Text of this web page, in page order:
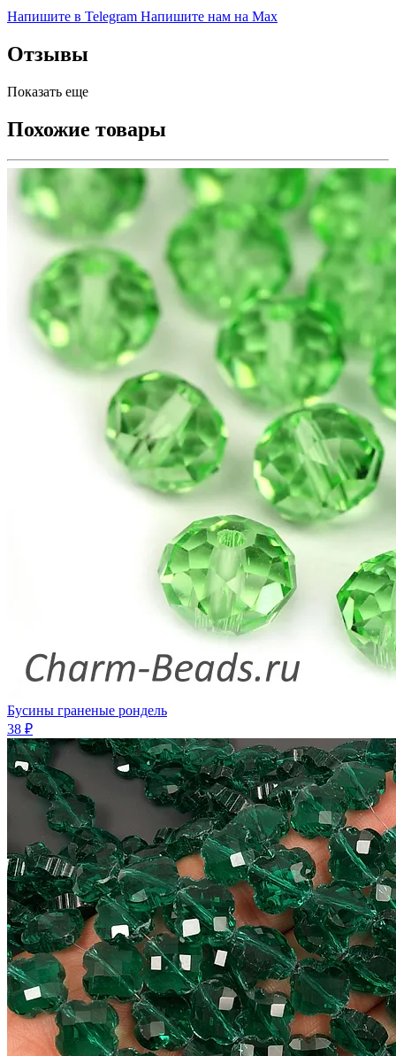
Напишите в Telegram Напишите нам на Max
Отзывы
Показать еще
Похожие товары
Бусины граненые рондель
38 ₽